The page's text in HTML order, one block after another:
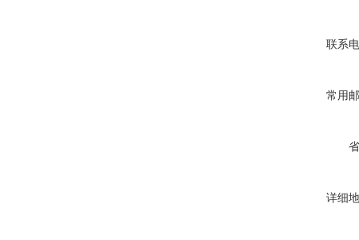
联系
常用
详细